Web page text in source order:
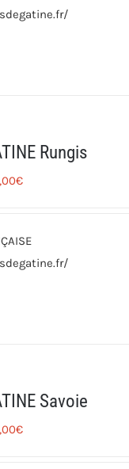
Rungis
€
Savoie
€